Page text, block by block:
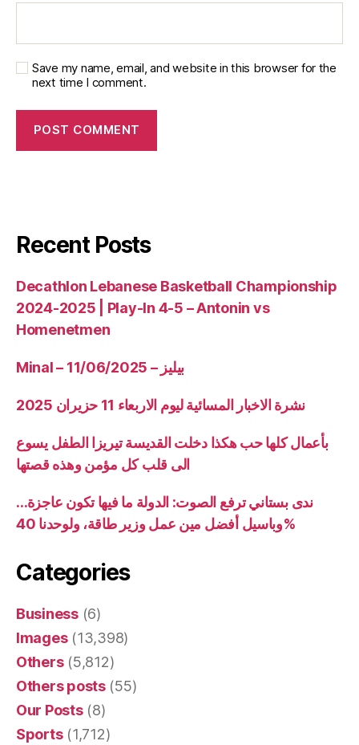
Save my name, email, and website in this browser for the
next time I comment.
Recent Posts
Decathlon Lebanese Basketball Championship
2024-2025 | Play-In 4-5 – Antonin vs
Homenetmen
Minal – 11/06/2025 – بيليز
نشرة الاخبار المسائية ليوم الاربعاء 11 حزيران 2025
بأعمال كلها حب هكذا دخلت القديسة تيريزا الطفل يسوع
الى قلب كل مؤمن وهذه قصتها
ندى بستاني ترفع الصوت: الدولة ما فيها تكون عاجزة…
وباسيل أفضل مين عمل وزير طاقة، ولوحدنا 40%
Categories
Business(6)
Images(13,398)
Others(5,812)
Others posts(55)
Our Posts(8)
Sports(1,712)